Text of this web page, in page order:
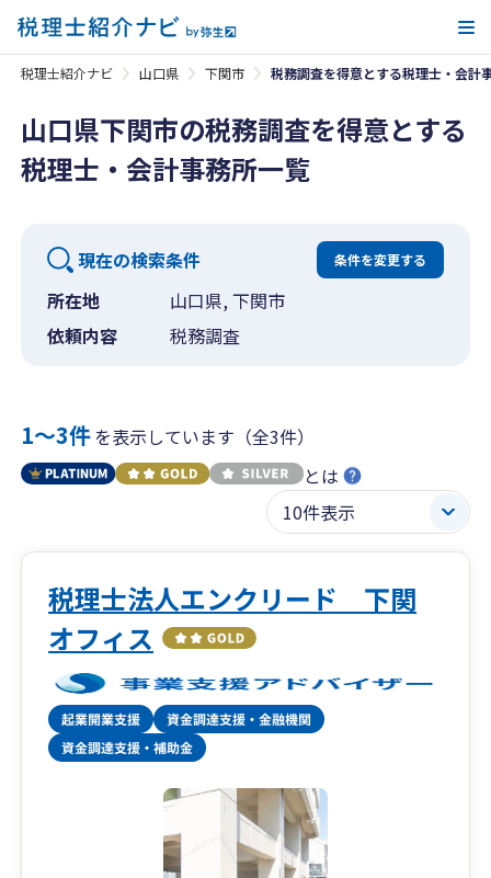
税理士紹介ナビ 山口県 下関市 税務調査を得意とする税理士・会計
山口県下関市の税務調査を得意とする
税理士・会計事務所一覧
現在の検索条件 条件を変更する
所在地
山口県, 下関市
依頼内容
税務調査
1〜3件を表示しています（全3件）
とは
税理士法人エンクリード 下関
オフィス